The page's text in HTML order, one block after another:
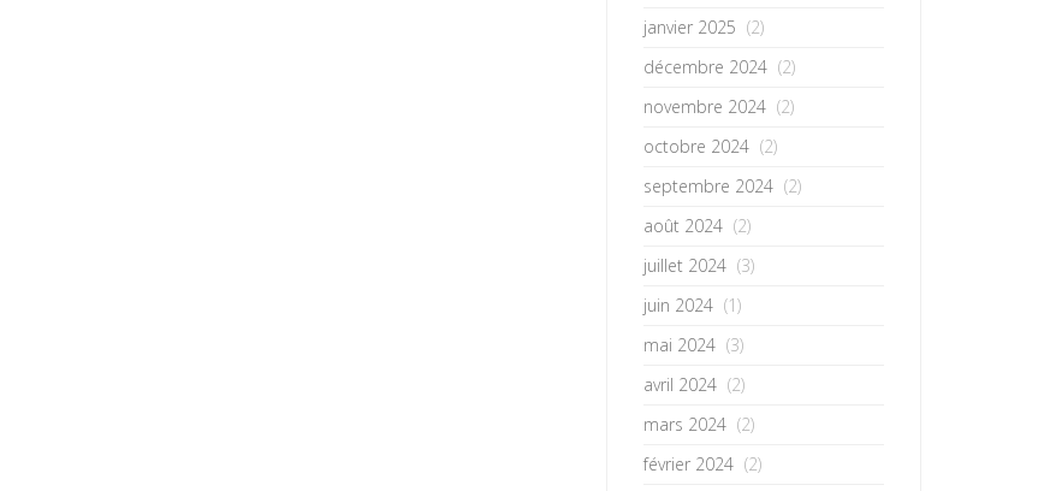
janvier 2025 (2)
décembre 2024 (2)
novembre 2024 (2)
octobre 2024 (2)
septembre 2024 (2)
août 2024 (2)
juillet 2024 (3)
juin 2024 (1)
mai 2024 (3)
avril 2024 (2)
mars 2024 (2)
février 2024 (2)